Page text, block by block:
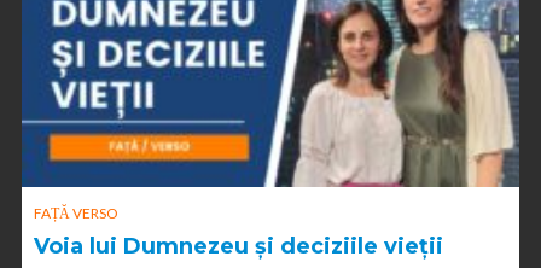
FAȚĂ VERSO
Voia lui Dumnezeu și deciziile vieții